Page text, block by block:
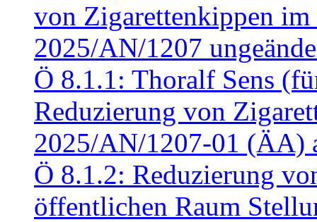
von Zigarettenkippen
2025/AN/1207
Ö 8.1.1: Thoralf Sens
Reduzierung von
2025/AN/1207-01 (ÄA)
Ö 8.1.2: Reduzierung
öffentlichen Raum